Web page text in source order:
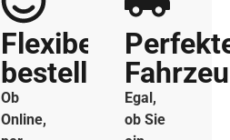
Flexibel
bestellen
Ob
Online,
Egal,
ob Sie